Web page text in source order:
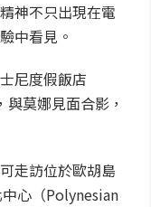
神不只出現在電
中看見。
尼度假飯店
與莫娜見面合影，
走訪位於歐胡島
心（Polynesian